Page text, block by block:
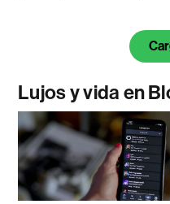
Lujos y vida en